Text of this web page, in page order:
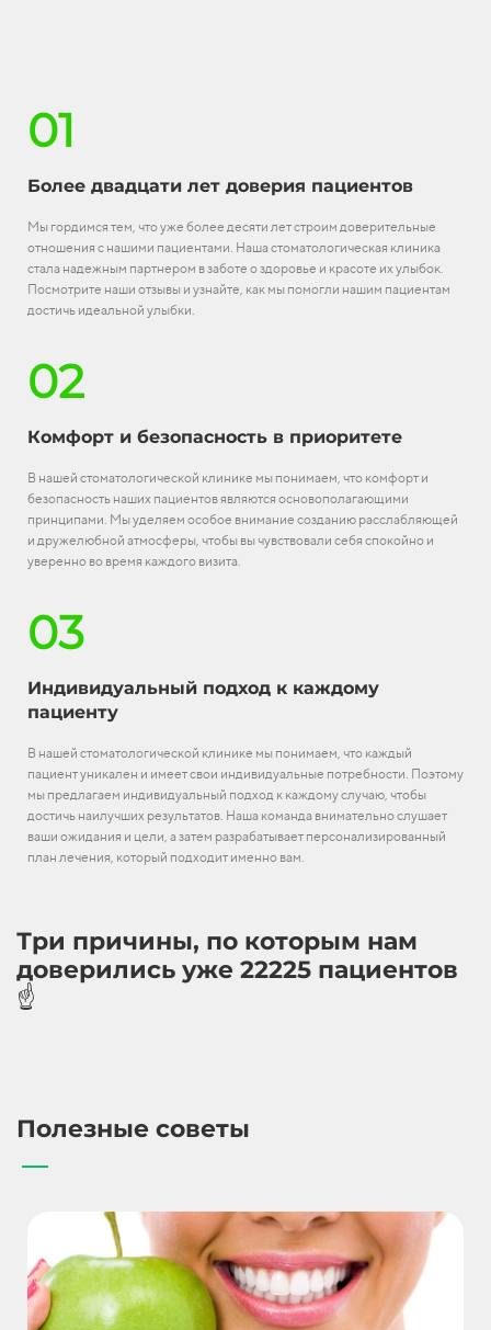
01
Более двадцати лет доверия пациентов
Мы гордимся тем, что уже более десяти лет строим доверительные
отношения с нашими пациентами. Наша стоматологическая клиника
стала надежным партнером в заботе о здоровье и красоте их улыбок.
Посмотрите наши отзывы и узнайте, как мы помогли нашим пациентам
достичь идеальной улыбки.
02
Комфорт и безопасность в приоритете
В нашей стоматологической клинике мы понимаем, что комфорт и
безопасность наших пациентов являются основополагающими
принципами. Мы уделяем особое внимание созданию расслабляющей
и дружелюбной атмосферы, чтобы вы чувствовали себя спокойно и
уверенно во время каждого визита.
03
Индивидуальный подход к каждому
пациенту
В нашей стоматологической клинике мы понимаем, что каждый
пациент уникален и имеет свои индивидуальные потребности. Поэтому
мы предлагаем индивидуальный подход к каждому случаю, чтобы
достичь наилучших результатов. Наша команда внимательно слушает
ваши ожидания и цели, а затем разрабатывает персонализированный
план лечения, который подходит именно вам.
Три причины, по которым нам
доверились уже 22225 пациентов
☝️
Полезные советы